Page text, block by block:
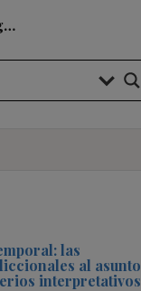
las
al asunto
interpretativos